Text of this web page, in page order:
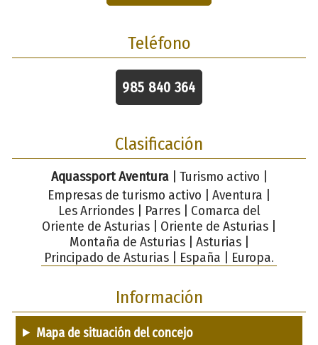
Teléfono
985 840 364
Clasificación
Aquassport Aventura| Turismo activo |
Empresas de turismo activo | Aventura |
Les Arriondes | Parres | Comarca del
Oriente de Asturias | Oriente de Asturias |
Montaña de Asturias | Asturias |
Principado de Asturias | España | Europa.
Información
Mapa de situación del concejo